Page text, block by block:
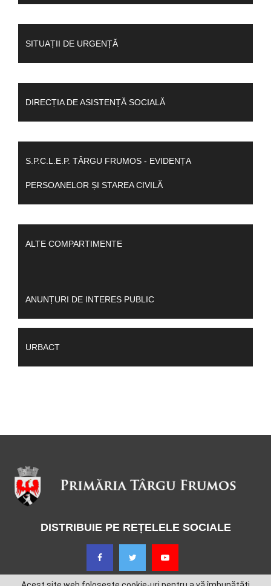
SITUAȚII DE URGENȚĂ
DIRECȚIA DE ASISTENȚĂ SOCIALĂ
S.P.C.L.E.P. TÂRGU FRUMOS - EVIDENȚA
PERSOANELOR ȘI STAREA CIVILĂ
ALTE COMPARTIMENTE
ANUNȚURI DE INTERES PUBLIC
URBACT
DISTRIBUIE PE REȚELELE SOCIALE